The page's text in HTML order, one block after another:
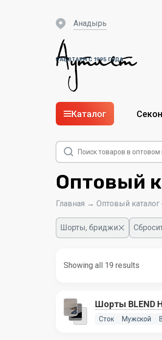
РАБОТАЕМ С 1995 ГОДА
Анадырь
Каталог
Поиск
товаров
Оптовый
Главная → Оптовый каталог
Шорты, бриджи
Showing all 19 results
Шорты BLEND
лота
Сток Мужской